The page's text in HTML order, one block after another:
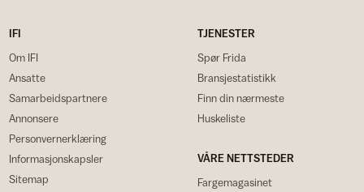
IFI
Om IFI
Ansatte
Samarbeidspartnere
Annonsere
Personvernerklæring
Informasjonskapsler
Sitemap
TJENESTER
Spør Frida
Bransjestatistikk
Finn din nærmeste
Huskeliste
VÅRE NETTSTEDER
Fargemagasinet